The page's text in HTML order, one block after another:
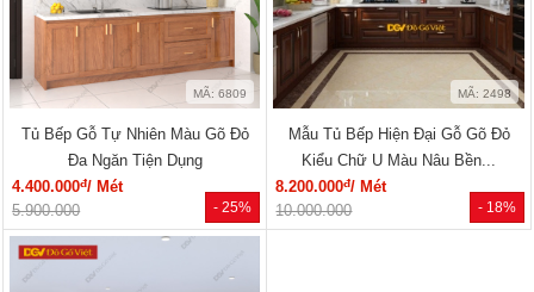
- 25%
MÃ: 6809
Tủ Bếp Gỗ Tự Nhiên Màu Gõ Đỏ
Đa Ngăn Tiện Dụng
4.400.000đ/ Mét
5.900.000
- 18%
MÃ: 2498
Mẫu Tủ Bếp Hiện Đại Gỗ Gõ Đỏ
Kiểu Chữ U Màu Nâu Bền...
8.200.000đ/ Mét
10.000.000